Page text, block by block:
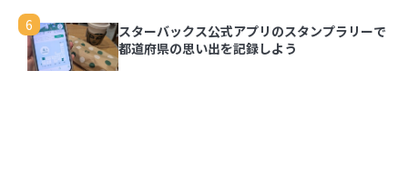
6
スターバックス公式アプリのスタンプラリーで
都道府県の思い出を記録しよう